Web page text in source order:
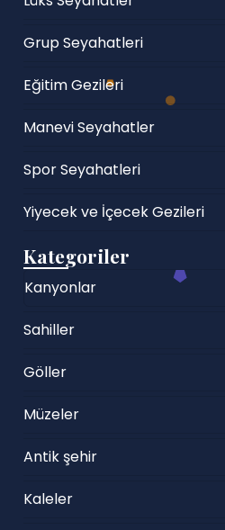
Grup Seyahatleri
Eğitim Gezileri
Manevi Seyahatler
Spor Seyahatleri
Yiyecek ve İçecek Gezileri
Kategoriler
Kanyonlar
Sahiller
Göller
Müzeler
Antik şehir
Kaleler